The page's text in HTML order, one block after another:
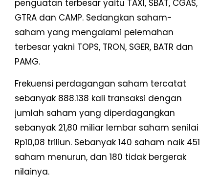
penguatan terbesar yaitu TAXI, SBAT, CGAS,
GTRA dan CAMP. Sedangkan saham-
saham yang mengalami pelemahan
terbesar yakni TOPS, TRON, SGER, BATR dan
PAMG.
Frekuensi perdagangan saham tercatat
sebanyak 888.138 kali transaksi dengan
jumlah saham yang diperdagangkan
sebanyak 21,80 miliar lembar saham senilai
Rp10,08 triliun. Sebanyak 140 saham naik 451
saham menurun, dan 180 tidak bergerak
nilainya.